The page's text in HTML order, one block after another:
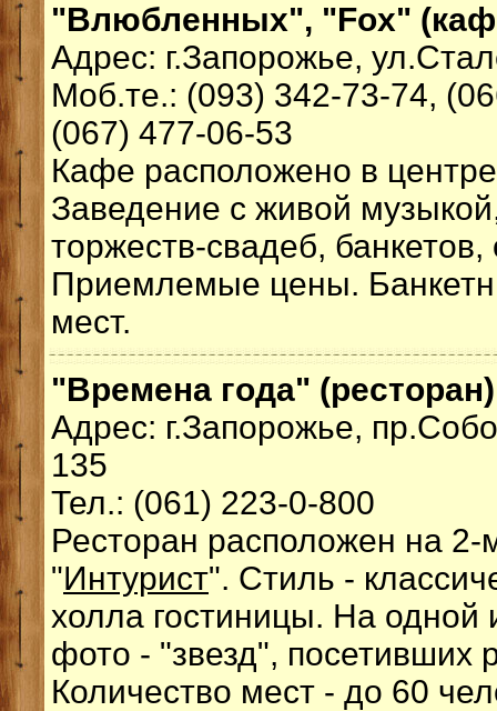
"Влюбленных", "Fox"
Адрес: г.Запорожье,
Моб.те.: (093) 342-73-74,
(067) 477-06-53
Кафе расположено в
Заведение с живой
торжеств-свадеб, банкетов,
Приемлемые цены.
мест.
"Времена года" (ресторан)
Адрес: г.Запорожье,
135
Тел.: (061) 223-0-800
Ресторан расположен на 2-
"Интурист". Стиль -
холла гостиницы. На одной
фото - "звезд", посетивших
Количество мест - до 60